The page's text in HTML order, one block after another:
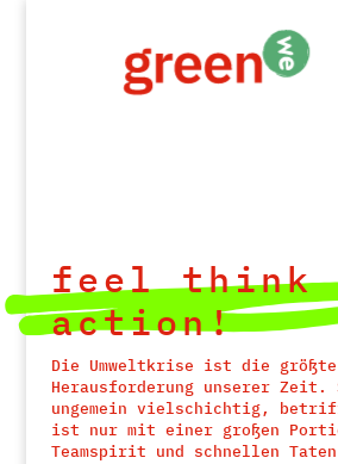
feel think
action!
Die Umweltkrise ist die größte
Herausforderung unserer
ungemein vielschichtig,
ist nur mit einer großen
Teamspirit und schnellen